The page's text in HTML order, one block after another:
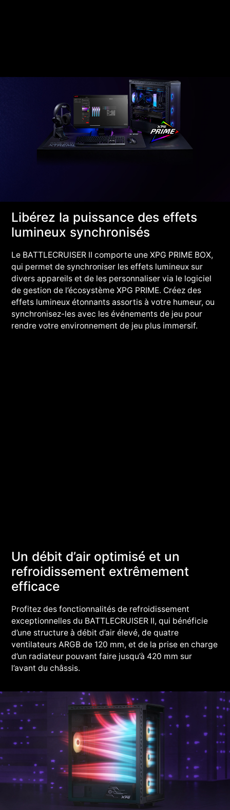
Libérez la puissance des effets
lumineux synchronisés
Le BATTLECRUISER II comporte une XPG PRIME BOX,
qui permet de synchroniser les effets lumineux sur
divers appareils et de les personnaliser via le logiciel
de gestion de l’écosystème XPG PRIME. Créez des
effets lumineux étonnants assortis à votre humeur, ou
synchronisez-les avec les événements de jeu pour
rendre votre environnement de jeu plus immersif.
Un débit d’air optimisé et un
refroidissement extrêmement
efficace
Profitez des fonctionnalités de refroidissement
exceptionnelles du BATTLECRUISER II, qui bénéficie
d’une structure à débit d’air élevé, de quatre
ventilateurs ARGB de 120 mm, et de la prise en charge
d’un radiateur pouvant faire jusqu’à 420 mm sur
l’avant du châssis.